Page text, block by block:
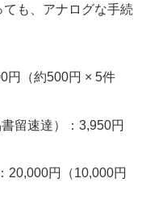
も、アナログな手続
円（約500円 × 5件
留速達）：3,950円
20,000円（10,000円